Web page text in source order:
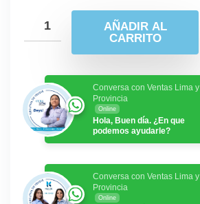
AÑADIR AL
CARRITO
Conversa con Ventas Lima y
Provincia
Online
Hola, Buen día. ¿En que
podemos ayudarle?
Conversa con Ventas Lima y
Provincia
Online